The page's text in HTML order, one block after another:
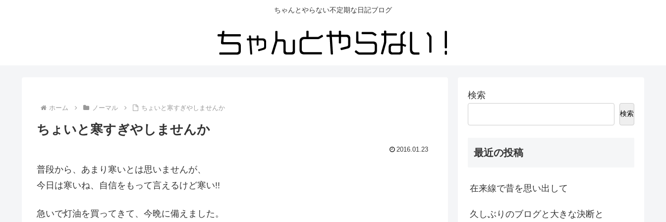
ちゃんとやらない不定期な日記ブログ
ホーム ノーマル ちょいと寒すぎやしませんか
ちょいと寒すぎやしませんか
2016.01.23
普段から、あまり寒いとは思いませんが、
今日は寒いね、自信をもって言えるけど寒い!!
急いで灯油を買ってきて、今晩に備えました。
検索
検索
最近の投稿
在来線で昔を思い出して
久しぶりのブログと大きな決断と